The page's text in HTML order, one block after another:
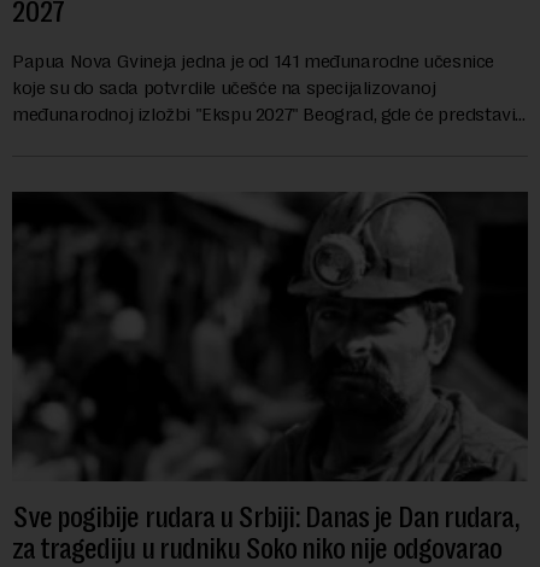
2027
Papua Nova Gvineja jedna je od 141 međunarodne učesnice
koje su do sada potvrdile učešće na specijalizovanoj
međunarodnoj izložbi "Ekspu 2027" Beograd, gde će predstaviti
Sve pogibije rudara u Srbiji: Danas je Dan rudara,
za tragediju u rudniku Soko niko nije odgovarao